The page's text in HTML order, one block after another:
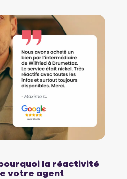
la réactivité
votre agent